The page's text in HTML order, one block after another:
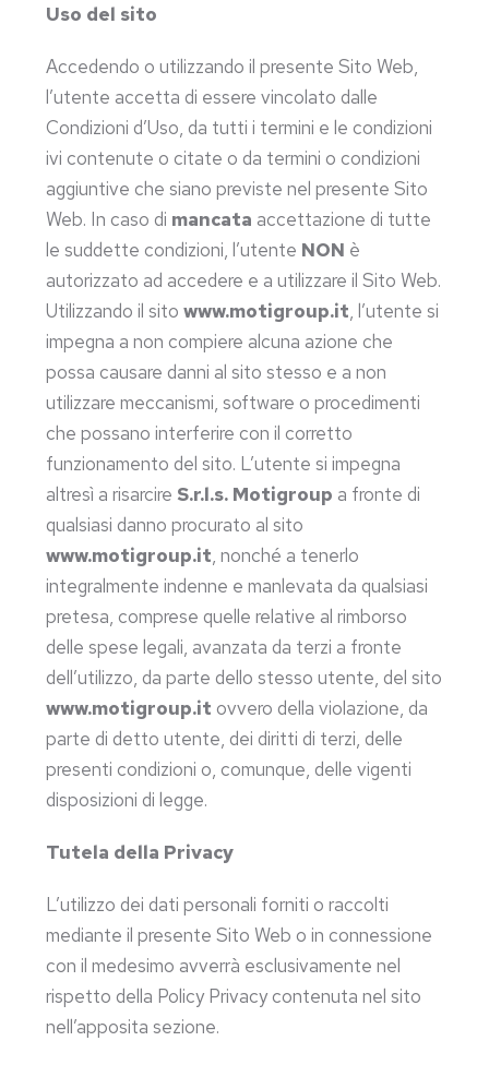
Uso del sito
Accedendo o utilizzando il presente Sito Web,
l’utente accetta di essere vincolato dalle
Condizioni d’Uso, da tutti i termini e le condizioni
ivi contenute o citate o da termini o condizioni
aggiuntive che siano previste nel presente Sito
Web. In caso di mancata accettazione di tutte
le suddette condizioni, l’utente NON è
autorizzato ad accedere e a utilizzare il Sito Web.
Utilizzando il sitowww.motigroup.it, l’utente si
impegna a non compiere alcuna azione che
possa causare danni al sito stesso e a non
utilizzare meccanismi, software o procedimenti
che possano interferire con il corretto
funzionamento del sito. L’utente si impegna
altresì a risarcire S.r.l.s. Motigroup a fronte di
qualsiasi danno procurato al sito
www.motigroup.it, nonché a tenerlo
integralmente indenne e manlevata da qualsiasi
pretesa, comprese quelle relative al rimborso
delle spese legali, avanzata da terzi a fronte
dell’utilizzo, da parte dello stesso utente, del sito
www.motigroup.it ovvero della violazione, da
parte di detto utente, dei diritti di terzi, delle
presenti condizioni o, comunque, delle vigenti
disposizioni di legge.
Tutela della Privacy
L’utilizzo dei dati personali forniti o raccolti
mediante il presente Sito Web o in connessione
con il medesimo avverrà esclusivamente nel
rispetto della Policy Privacy contenuta nel sito
nell’apposita sezione.